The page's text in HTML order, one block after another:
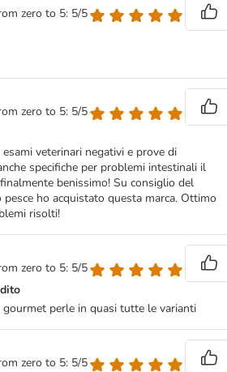
zero to 5: 5/5
zero to 5: 5/5
veterinari negativi e prove di
specifiche per problemi intestinali il
benissimo! Su consiglio del
ho acquistato questa marca. Ottimo
risolti!
zero to 5: 5/5
gourmet perle in quasi tutte le varianti
zero to 5: 5/5